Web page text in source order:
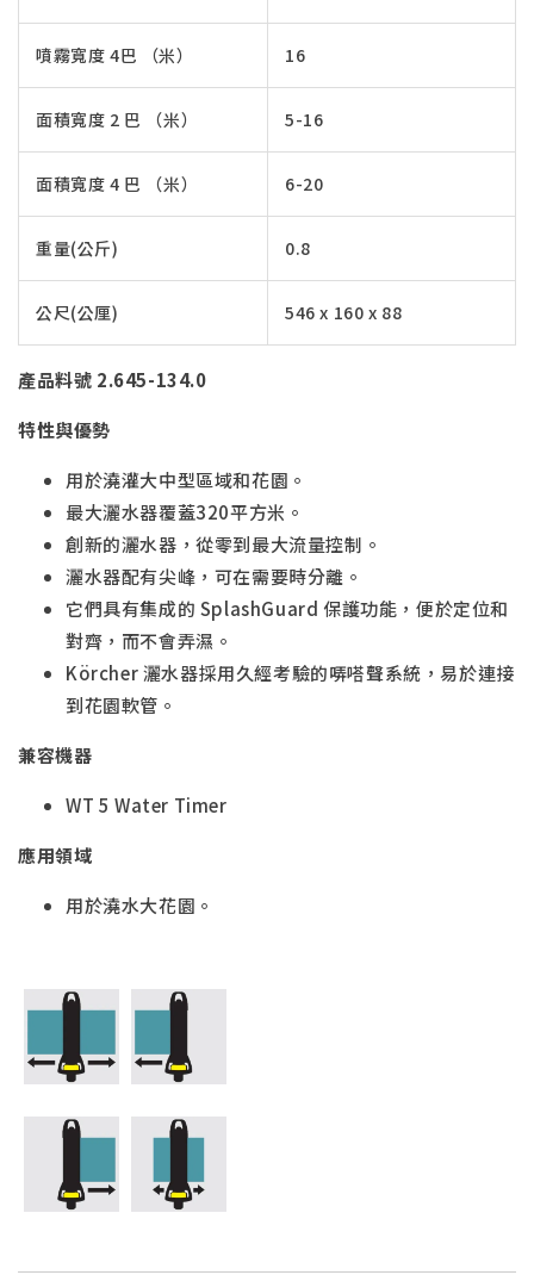
噴霧寬度 4巴 （米） 16
面積寬度 2 巴 （米） 5-16
面積寬度 4 巴 （米） 6-20
重量(公斤) 0.8
公尺(公厘) 546 x 160 x 88
產品料號 2.645-134.0
特性與優勢
用於澆灌大中型區域和花園。
最大灑水器覆蓋320平方米。
創新的灑水器，從零到最大流量控制。
灑水器配有尖峰，可在需要時分離。
它們具有集成的 SplashGuard 保護功能，便於定位和
對齊，而不會弄濕。
Körcher 灑水器採用久經考驗的哢嗒聲系統，易於連接
到花園軟管。
兼容機器
WT 5 Water Timer
應用領域
用於澆水大花園。